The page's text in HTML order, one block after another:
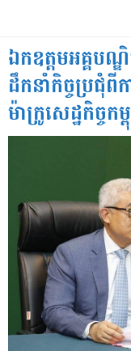
ឯកឧត្តមអគ្គបណ្
ដឹកនាំកិច្ចប្រជុំពី
ម៉ាក្រូសេដ្ឋកិច្ចកម្